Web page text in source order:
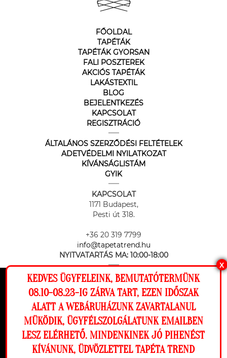
Ez a weboldal cookie-kat használ, hogy a
lehető legjobb élményt nyújtsa honlapunkon.
Beállítások
Elutasítom Engedélyezem
FŐOLDAL
TAPÉTÁK
TAPÉTÁK GYORSAN
FALI POSZTEREK
AKCIÓS TAPÉTÁK
LAKÁSTEXTIL
BLOG
BEJELENTKEZÉS
KAPCSOLAT
REGISZTRÁCIÓ
ÁLTALÁNOS SZERZŐDÉSI FELTÉTELEK
ADETVÉDELMI NYILATKOZAT
KÍVÁNSÁGLISTÁM
GYIK
KAPCSOLAT
1171 Budapest,
Pesti út 318.
+36 20 319 7799
info@tapetatrend.hu
NYITVATARTÁS MA: 10:00-18:00
Az online fizetést a Barion Payment Zrt. biztosítja, MNB engedély
száma: H-EN-I-1064/2013
X
KEDVES ÜGYFELEINK, BEMUTATÓTERMÜNK
08.10-08.23-IG ZÁRVA TART, EZEN IDŐSZAK
ALATT A WEBÁRUHÁZUNK ZAVARTALANUL
MÜKÖDIK, ÜGYFÉLSZOLGÁLATUNK EMAILBEN
LESZ ELÉRHETŐ. MINDENKINEK JÓ PIHENÉST
KÍVÁNUNK, ÜDVÖZLETTEL TAPÉTA TREND